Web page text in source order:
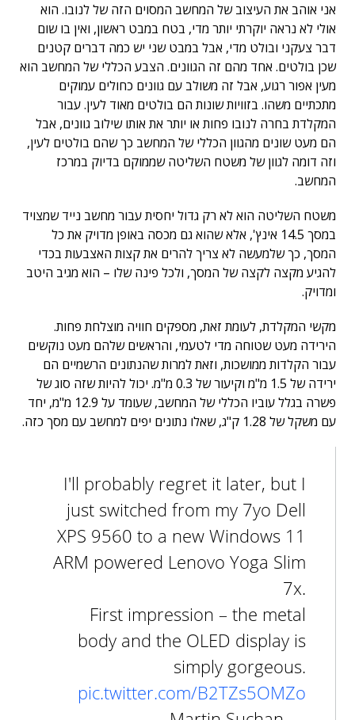
אני אוהב את העיצוב של המחשב המסוים הזה של לנובו. הוא
אולי לא נראה יוקרתי יותר מדי, בטח במבט ראשון, ואין בו שום
דבר צעקני ובולט מדי, אבל במבט שני יש כמה דברים קטנים
שכן בולטים. אחד מהם זה הגוונים. הצבע הכללי של המחשב הוא
מעין אפור רגוע, אבל זה משולב עם גוונים כחולים עמוקים
מתכתיים משהו. בזוויות שונות הם בולטים מאוד לעין. עבור
המקלדת בחרה לנובו פחות או יותר את אותו שילוב גוונים, אבל
הם מעט שונים מהגוון הכללי של המחשב כך שהם בולטים לעין,
וזה דומה לגוון של משטח השליטה שממוקם בדיוק במרכז
המחשב.
משטח השליטה הוא לא רק גדול יחסית עבור מחשב נייד שמצויד
במסך 14.5 אינץ', אלא שהוא גם מכסה באופן מדויק את כל
המסך, כך שלמעשה לא צריך להרים את קצות האצבעות בכדי
להגיע מקצה לקצה של המסך, ולכל פינה שלו – הוא מגיב היטב
ומדויק.
מקשי המקלדת, לעומת זאת, מספקים חוויה מוצלחת פחות.
הירידה מעט שטוחה מדי לטעמי, והראשים שלהם מעט נוקשים
עבור הקלדות ממושכות, וזאת למרות שהנתונים הרשמיים הם
ירידה של 1.5 מ"מ וקיעור של 0.3 מ"מ. יכול להיות שזה סוג של
פשרה בגלל עוביו הכללי של המחשב, שעומד על 12.9 מ"מ, יחד
עם משקל של 1.28 ק"ג, שאלו נתונים יפים למחשב עם מסך כזה.
I'll probably regret it later, but I
just switched from my 7yo Dell
XPS 9560 to a new Windows 11
ARM powered Lenovo Yoga Slim
7x.
First impression – the metal
body and the OLED display is
simply gorgeous.
pic.twitter.com/B2TZs5OMZo